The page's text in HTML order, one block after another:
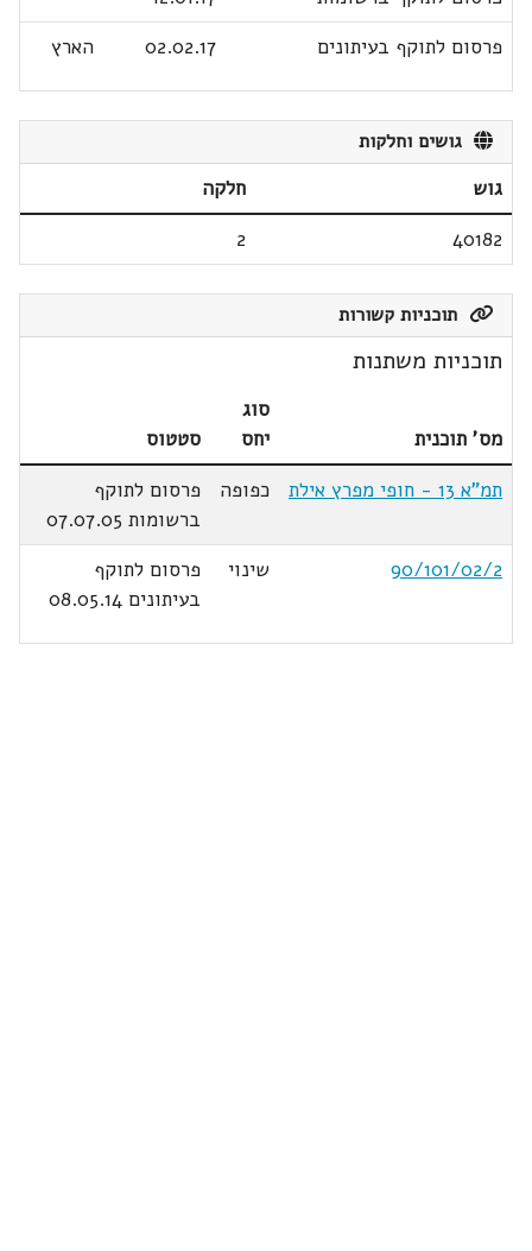
פרסום לתוקף בעיתונים
02.02.17 הארץ
גושים וחלקות
גוש
חלקה
40182
2
תוכניות קשורות
תוכניות משתנות
מס' תוכנית
סוג
יחס
סטטוס
תמ"א 13 - חופי מפרץ אילת
כפופה
פרסום לתוקף
ברשומות 07.07.05
90/101/02/2
שינוי
פרסום לתוקף
בעיתונים 08.05.14